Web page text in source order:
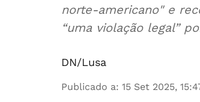
norte-americano" e
“uma violação legal”
DN/Lusa
Publicado a: 15 Set 2025,